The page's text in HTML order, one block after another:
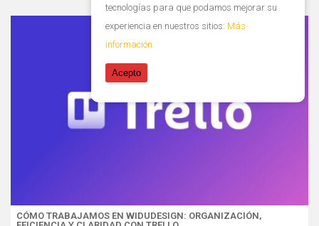
CÓMO TRABAJAMOS EN WIDUDESIGN: ORGANIZACIÓN,
tecnologías para que podamos mejorar su
experiencia en nuestros sitios: Más
información.
Acepto